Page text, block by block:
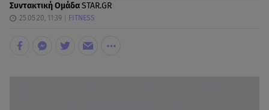
Συντακτική ΟμάδαSTAR.GR
25.05.20, 11:39 FITNESS